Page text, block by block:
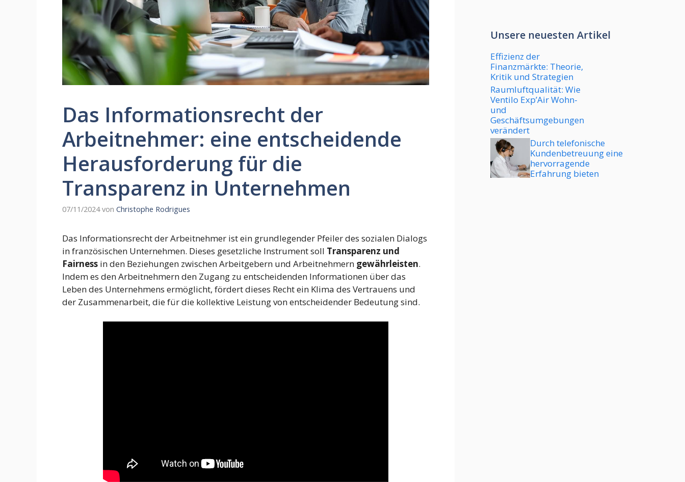
Das Informationsrecht der
Arbeitnehmer: eine entscheidende
Herausforderung für die
Transparenz in Unternehmen
07/11/2024 von Christophe Rodrigues
Das Informationsrecht der Arbeitnehmer ist ein grundlegender Pfeiler des sozialen Dialogs
in französischen Unternehmen. Dieses gesetzliche Instrument soll Transparenz und
Fairness in den Beziehungen zwischen Arbeitgebern und Arbeitnehmern gewährleisten.
Indem es den Arbeitnehmern den Zugang zu entscheidenden Informationen über das
Leben des Unternehmens ermöglicht, fördert dieses Recht ein Klima des Vertrauens und
der Zusammenarbeit, die für die kollektive Leistung von entscheidender Bedeutung sind.
Unsere neuesten Artikel
Effizienz der
Finanzmärkte: Theorie,
Kritik und Strategien
Raumluftqualität: Wie
Ventilo Exp’Air Wohn-
und
Geschäftsumgebungen
verändert
Durch telefonische
Kundenbetreuung eine
hervorragende
Erfahrung bieten